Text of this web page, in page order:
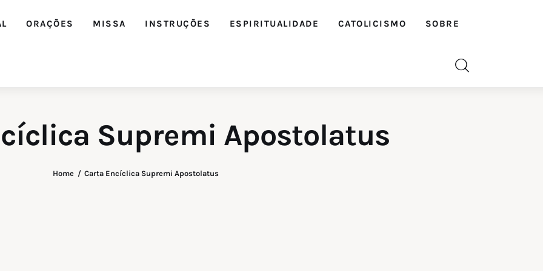
ORAÇÕES MISSA INSTRUÇÕES ESPIRITUALIDADE CATOLICISMO SOBRE
Supremi Apostolatus
Home Carta Encíclica Supremi Apostolatus
Editorial
Orações